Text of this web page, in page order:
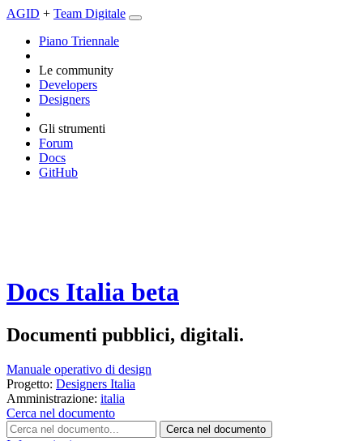
AGID + Team Digitale
Piano Triennale
Le community
Developers
Designers
Gli strumenti
Forum
Docs
GitHub
Docs Italia beta
Documenti pubblici, digitali.
Manuale operativo di design
Progetto: Designers Italia
Amministrazione: italia
Cerca nel documento
Cerca nel documento